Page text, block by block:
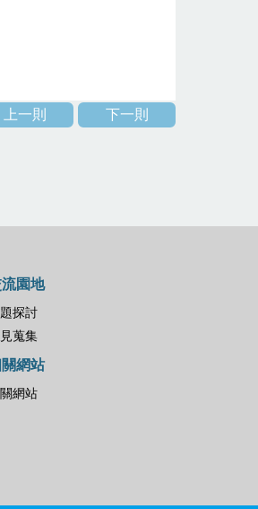
下一則
上一則
園地
探討
蒐集
網站
網站